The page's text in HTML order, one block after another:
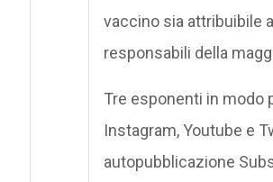
vaccino sia attribuibile
responsabili della
Tre esponenti in modo
Instagram, Youtube e
autopubblicazione